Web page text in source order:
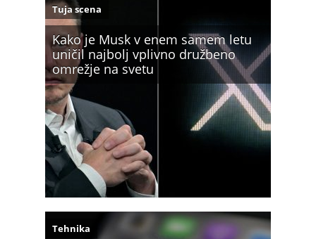
Kako je Musk v enem samem letu
uničil najbolj vplivno družbeno
omrežje na svetu
Tuja scena
Tehnika